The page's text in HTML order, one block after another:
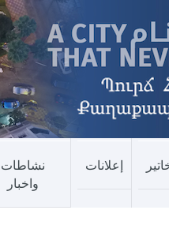
إعلانات
نشاطات
واخبار